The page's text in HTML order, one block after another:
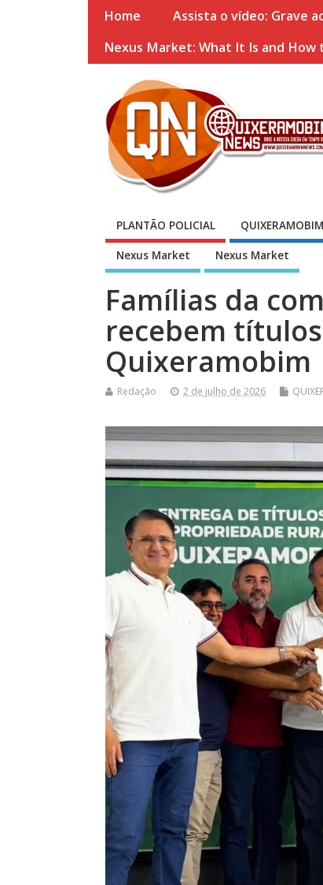
Home Assista o vídeo: Grave
Nexus Market: What It Is and
PLANTÃO POLICIAL QUIXERAMOBIM
Nexus Market Nexus Market
Famílias da
recebem
Quixeramobim
Redação 2 de julho de 2026